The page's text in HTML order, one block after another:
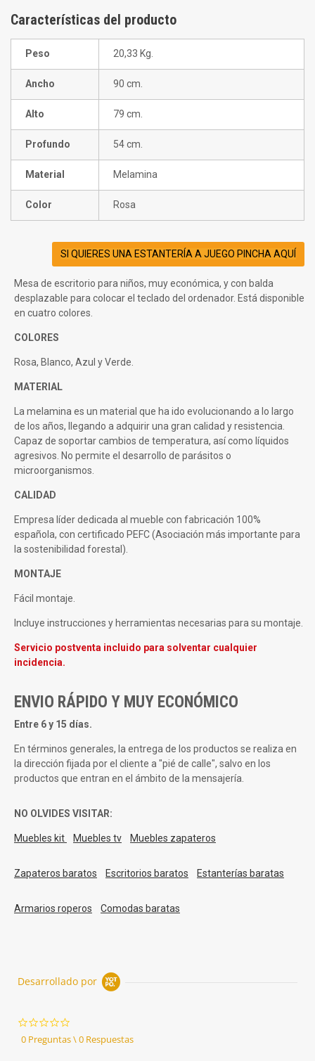
Características del producto
Peso 20,33 Kg.
Ancho 90 cm.
Alto 79 cm.
Profundo 54 cm.
Material Melamina
Color Rosa
SI QUIERES UNA ESTANTERÍA A JUEGO PINCHA AQUÍ
Mesa de escritorio para niños, muy económica, y con balda
desplazable para colocar el teclado del ordenador. Está disponible
en cuatro colores.
COLORES
Rosa, Blanco, Azul y Verde.
MATERIAL
La melamina es un material que ha ido evolucionando a lo largo
de los años, llegando a adquirir una gran calidad y resistencia.
Capaz de soportar cambios de temperatura, así como líquidos
agresivos. No permite el desarrollo de parásitos o
microorganismos.
CALIDAD
Empresa líder dedicada al mueble con fabricación 100%
española, con certificado PEFC (Asociación más importante para
la sostenibilidad forestal).
MONTAJE
Fácil montaje.
Incluye instrucciones y herramientas necesarias para su montaje.
Servicio postventa incluido para solventar cualquier
incidencia.
ENVIO RÁPIDO Y MUY ECONÓMICO
Entre 6 y 15 días.
En términos generales, la entrega de los productos se realiza en
la dirección fijada por el cliente a "pié de calle", salvo en los
productos que entran en el ámbito de la mensajería.
NO OLVIDES VISITAR:
Muebles kit Muebles tv Muebles zapateros
Zapateros baratos Escritorios baratos Estanterías baratas
Armarios roperos Comodas baratas
Desarrollado por
star
rating
0 Preguntas \ 0 Respuestas